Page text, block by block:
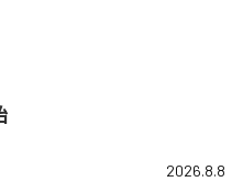
2026.8.8